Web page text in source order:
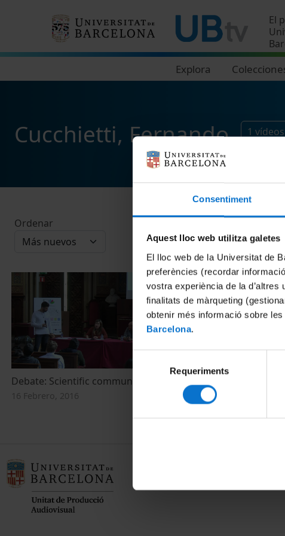
Consentiment
Aquest lloc web utilitza galetes
El lloc web de la Universitat de
preferències (recordar
vostra experiència de la
finalitats de màrqueting
obtenir més informació sobre
Barcelona.
de
consentiment
Requeriments
El
Explora
Cucchietti, Fernando 1 vídeos
Ordenar
Debate: Scientific communication
16 Febrero, 2016